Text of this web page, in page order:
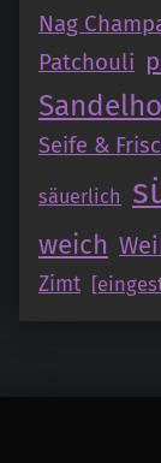
Nag
Patchouli
Seife &
säuerlich
weich
Zimt